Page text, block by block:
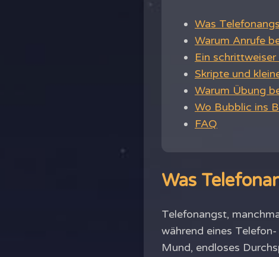
Was
Warum Anrufe
Ein
Skripte und
Warum Übung
Wo Bubblic ins
FAQ
Was
Telefonangst,
während eines
Mund, endloses